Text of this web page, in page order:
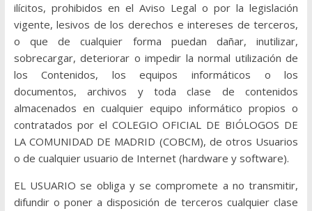
ilícitos, prohibidos en el Aviso Legal o por la legislación
vigente, lesivos de los derechos e intereses de terceros,
o que de cualquier forma puedan dañar, inutilizar,
sobrecargar, deteriorar o impedir la normal utilización de
los Contenidos, los equipos informáticos o los
documentos, archivos y toda clase de contenidos
almacenados en cualquier equipo informático propios o
contratados por el COLEGIO OFICIAL DE BIÓLOGOS DE
LA COMUNIDAD DE MADRID (COBCM), de otros Usuarios
o de cualquier usuario de Internet (hardware y software).
EL USUARIO se obliga y se compromete a no transmitir,
difundir o poner a disposición de terceros cualquier clase